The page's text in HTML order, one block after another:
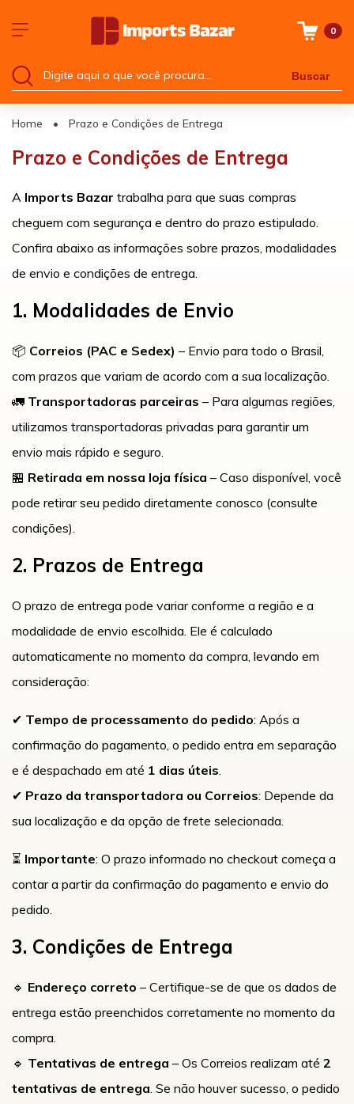
0
Buscar
Home • Prazo e Condições de Entrega
Prazo e Condições de Entrega
A Imports Bazar trabalha para que suas compras
cheguem com segurança e dentro do prazo estipulado.
Confira abaixo as informações sobre prazos, modalidades
de envio e condições de entrega.
1. Modalidades de Envio
📦 Correios (PAC e Sedex) – Envio para todo o Brasil,
com prazos que variam de acordo com a sua localização.
🚛 Transportadoras parceiras – Para algumas regiões,
utilizamos transportadoras privadas para garantir um
envio mais rápido e seguro.
🏪 Retirada em nossa loja física – Caso disponível, você
pode retirar seu pedido diretamente conosco (consulte
condições).
2. Prazos de Entrega
O prazo de entrega pode variar conforme a região e a
modalidade de envio escolhida. Ele é calculado
automaticamente no momento da compra, levando em
consideração:
✔ Tempo de processamento do pedido: Após a
confirmação do pagamento, o pedido entra em separação
e é despachado em até 1 dias úteis
✔ Prazo da transportadora ou Correios: Depende da
sua localização e da opção de frete selecionada.
⏳ Importante: O prazo informado no checkout começa a
contar a partir da confirmação do pagamento e envio do
pedido.
3. Condições de Entrega
🔹 Endereço correto – Certifique-se de que os dados de
entrega estão preenchidos corretamente no momento da
compra.
🔹 Tentativas de entrega – Os Correios realizam até 2
tentativas de entrega . Se não houver sucesso, o pedido